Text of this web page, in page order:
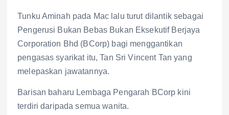
Tunku Aminah pada Mac lalu turut dilantik sebagai
Pengerusi Bukan Bebas Bukan Eksekutif Berjaya
Corporation Bhd (BCorp) bagi menggantikan
pengasas syarikat itu, Tan Sri Vincent Tan yang
melepaskan jawatannya.
Barisan baharu Lembaga Pengarah BCorp kini
terdiri daripada semua wanita.